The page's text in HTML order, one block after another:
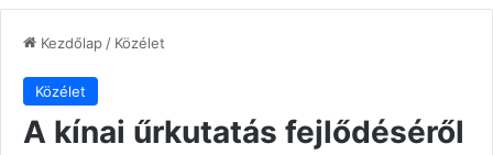
Kezdőlap/ Közélet
Közélet
A kínai űrkutatás fejlődéséről